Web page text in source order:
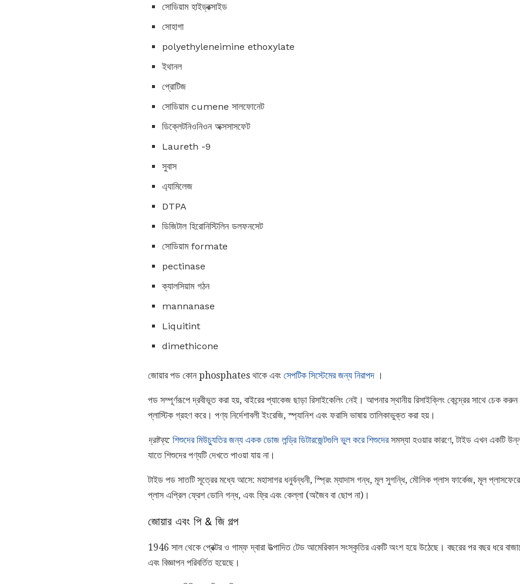
সোডিয়াম হাইড্রক্সাইড
সোহাগা
polyethyleneimine ethoxylate
ইথানল
প্রোটিজ
সোডিয়াম cumene সালফোনেট
ডিক্লেটনিওনিওন অক্সসাসফেট
Laureth -9
সুবাস
এ্যামিলেজ
DTPA
ডিজিটাল হিরোনিস্টিলিন ডলফনসেট
সোডিয়াম formate
pectinase
ক্যালসিয়াম গঠন
mannanase
Liquitint
dimethicone
জোয়ার পড কোন phosphates থাকে এবং সেপটিক সিস্টেমের জন্য নিরাপদ ।
পড সম্পূর্ণরূপে দ্রবীভূত করা হয়, বাইরের প্যাকেজ ছাড়া রিসাইকেলিং নেই। আপনার স্থানীয় রিসাইক্লিং কেন্দ্রের সাথে চেক করুন
প্লাস্টিক গ্রহণ করে। পণ্য নির্দেশাবলী ইংরেজি, স্প্যানিশ এবং ফরাসি ভাষায় তালিকাভুক্ত করা হয়।
দ্রষ্টব্য: শিশুদের মিউচ্যুতির জন্য একক ডোজ লন্ড্রি ডিটারজেন্টগুলি ভুল করে শিশুদেরসমস্যা হওয়ার কারণে, টাইড এখন একটি
যাতে শিশুদের পণ্যটি দেখতে পাওয়া যায় না।
টাইড পড সাতটি সূত্রের মধ্যে আসে: মহাসাগর ধনুর্বন্ধনী, স্প্রিং ম্যাদাস গন্ধ, মূল সুগন্ধি, মৌলিক প্লাস ফার্কেজ, মূল
প্লাস এপ্রিল ফ্রেশ ডোনি গন্ধ, এবং ফ্রি এবং কেল্লা (অজৈব বা ছোপ না)।
জোয়ার এবং পি & জি গল্প
1946 সাল থেকে প্রেক্টর ও গাম্ফ দ্বারা উত্পাদিত টেড আমেরিকান সংস্কৃতির একটি অংশ হয়ে উঠেছে। বছরের পর বছর ধরে
এবং বিজ্ঞাপন পরিবর্তিত হয়েছে।